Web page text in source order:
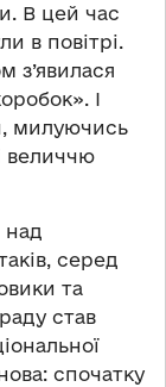
В цей час
в повітрі.
з’явилася
І
милуючись
величчю
над
серед
та
став
спочатку